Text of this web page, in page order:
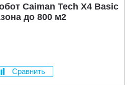
Caiman Tech X4 Basic
до 800 м2
Сравнить